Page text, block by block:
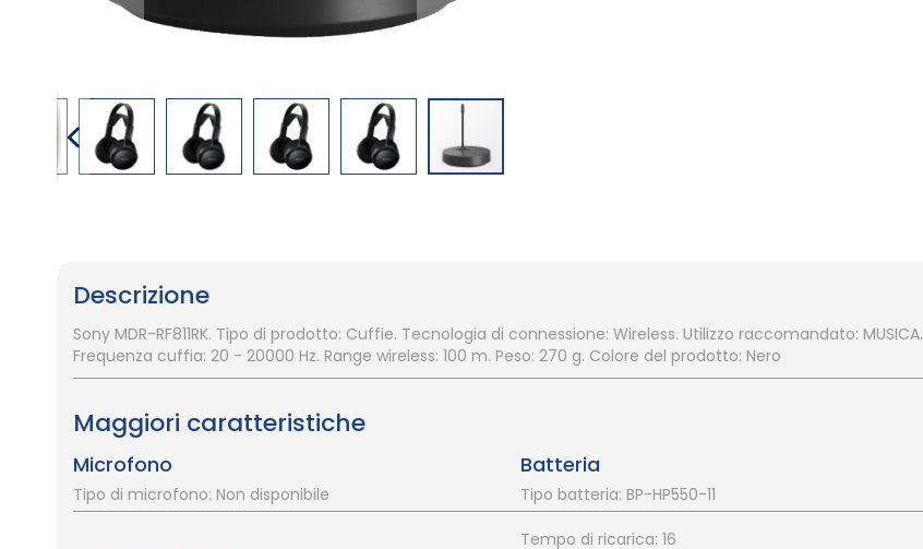
Descrizione
Sony MDR-RF811RK. Tipo di prodotto: Cuffie. Tecnologia di connessione: Wireless. Utilizzo raccomandato: MUSICA.
Frequenza cuffia: 20 - 20000 Hz. Range wireless: 100 m. Peso: 270 g. Colore del prodotto: Nero
Maggiori caratteristiche
Microfono
Tipo di microfono: Non disponibile
Batteria
Tipo batteria: BP-HP550-11
Tempo di ricarica: 16